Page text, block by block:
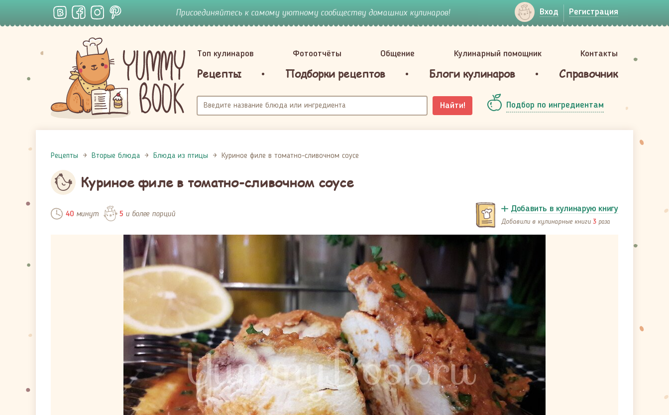
Присоединяйтесь к самому уютному сообществу домашних кулинаров! Вход Регистрация
Топ кулинаров Фотоотчёты Общение Кулинарный помощник Контакты
Рецепты Подборки рецептов Блоги кулинаров Справочник
Найти! Подбор по ингредиентам
Рецепты Вторые блюда Блюда из птицы ​Куриное филе в томатно-сливочном соусе
​Куриное филе в томатно-сливочном соусе
40минут 5 и более порций Добавить в кулинарую книгу
Добавили в кулинарные книги 3 раза